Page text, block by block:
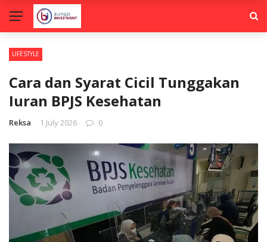
LIFESTYLE
Cara dan Syarat Cicil Tunggakan
Iuran BPJS Kesehatan
Reksa 1 July 2026 0